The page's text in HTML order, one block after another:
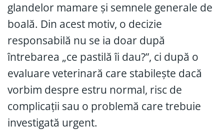
glandelor mamare și semnele generale de
boală. Din acest motiv, o decizie
responsabilă nu se ia doar după
întrebarea „ce pastilă îi dau?”, ci după o
evaluare veterinară care stabilește dacă
vorbim despre estru normal, risc de
complicații sau o problemă care trebuie
investigată urgent.